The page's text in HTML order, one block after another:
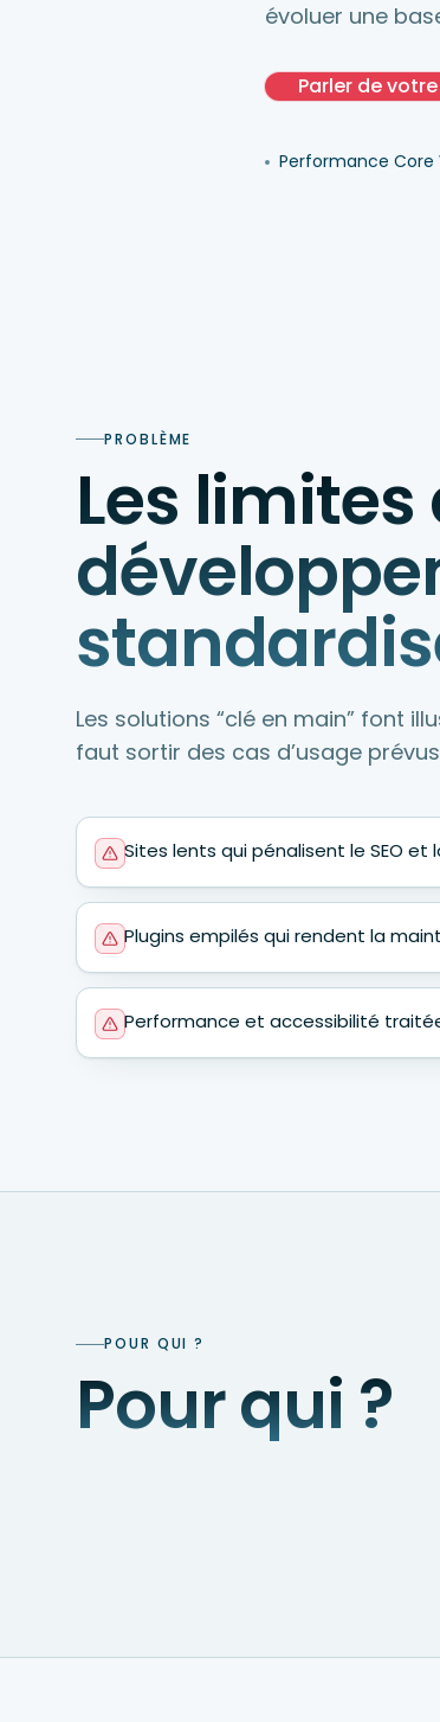
évoluer une
Parler de
Performance Core
PROBLÈME
Les limites
Les solutions “clé en main” font
faut sortir des cas d’usage
Sites lents qui pénalisent le SEO et
Plugins empilés qui rendent la
Performance et accessibilité
POUR QUI ?
Pour qui ?